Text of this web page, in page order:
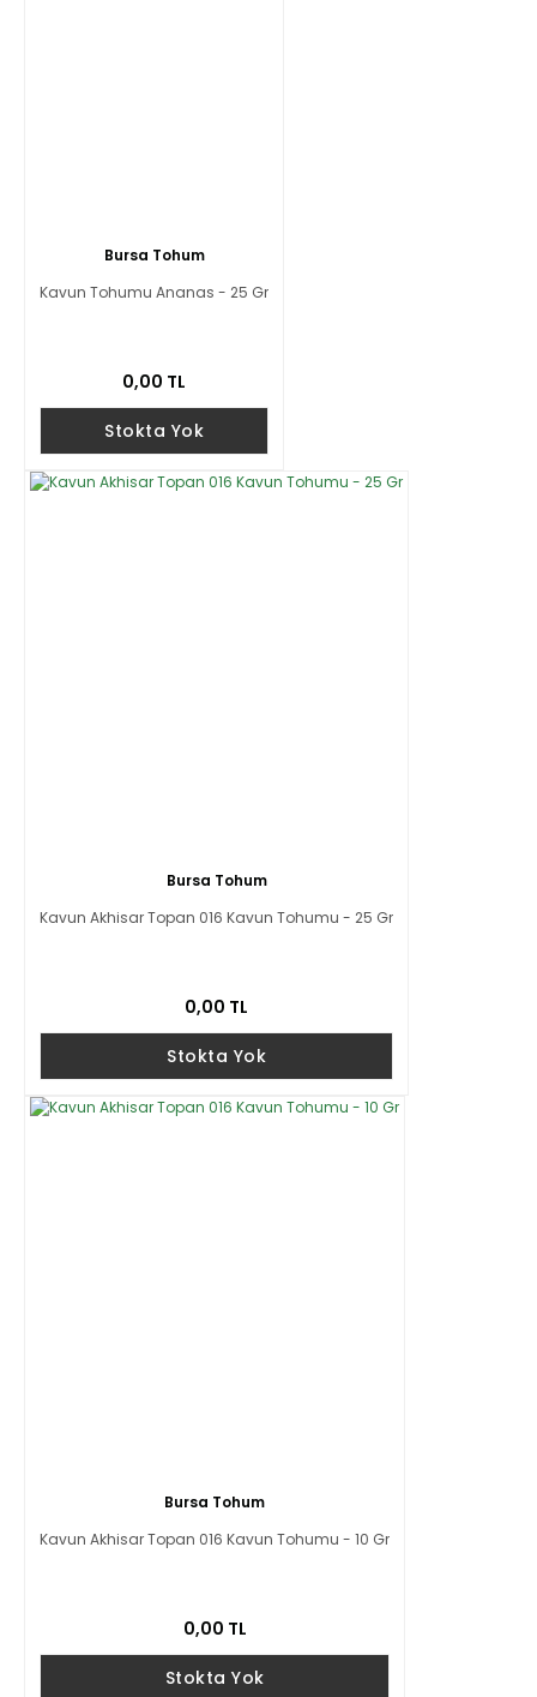
Bursa Tohum
Kavun Tohumu Ananas - 25 Gr
0,00 TL
Stokta Yok
Bursa Tohum
Kavun Akhisar Topan 016 Kavun Tohumu - 25 Gr
0,00 TL
Stokta Yok
Bursa Tohum
Kavun Akhisar Topan 016 Kavun Tohumu - 10 Gr
0,00 TL
Stokta Yok